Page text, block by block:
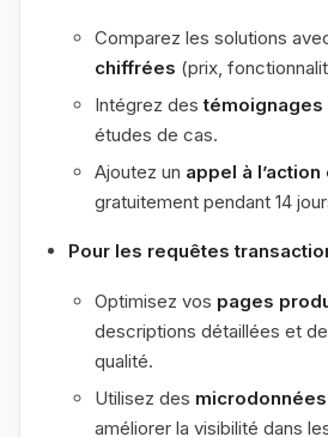
Comparez les solutions
chiffrées (prix,
Intégrez destémoignages
études de cas.
Ajoutez un appel à l’action
gratuitement pendant 14
Pour les requêtes
Optimisez vos pages
descriptions détaillées et
qualité.
Utilisez des microdonnées
améliorer la visibilité dans